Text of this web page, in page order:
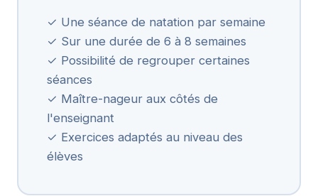
✓ Une séance de natation par semaine
✓ Sur une durée de 6 à 8 semaines
✓ Possibilité de regrouper certaines
séances
✓ Maître-nageur aux côtés de
l'enseignant
✓ Exercices adaptés au niveau des
élèves